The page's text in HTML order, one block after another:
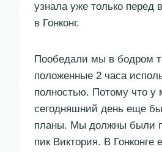
узнала уже только перед
в Гонконг.
Пообедали мы в бодром
положенные 2 часа
полностью. Потому что у
сегодняшний день еще
планы. Мы должны были
пик Виктория. В Гонконге